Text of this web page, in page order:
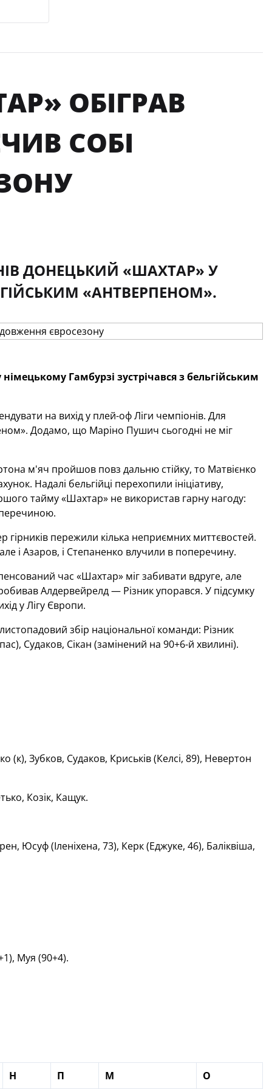
ОБІГРАВ
СОБІ
ДОНЕЦЬКИЙ «ШАХТАР» У
«АНТВЕРПЕНОМ».
Гамбурзі зустрічався з бельгійським
на вихід у плей-оф Ліги чемпіонів. Для
Додамо, що Маріно Пушич сьогодні не міг
м'яч пройшов повз дальню стійку, то Матвієнко
Надалі бельгійці перехопили ініціативу,
тайму «Шахтар» не використав гарну нагоду:
пережили кілька неприємних миттєвостей.
і Азаров, і Степаненко влучили в поперечину.
час «Шахтар» міг забивати вдруге, але
Алдервейрелд — Різник упорався. У підсумку
у Лігу Європи.
збір національної команди: Різник
Судаков, Сікан (замінений на 90+6-й хвилині).
(к), Зубков, Судаков, Криськів (Келсі, 89), Невертон
Козік, Кащук.
Юсуф (Іленіхена, 73), Керк (Еджуке, 46), Баліквіша,
Муя (90+4).
Н П М О